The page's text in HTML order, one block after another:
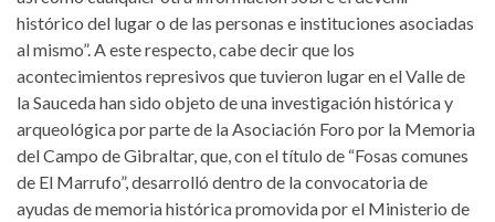
histórico del lugar o de las personas e instituciones asociadas
al mismo”. A este respecto, cabe decir que los
acontecimientos represivos que tuvieron lugar en el Valle de
la Sauceda han sido objeto de una investigación histórica y
arqueológica por parte de la Asociación Foro por la Memoria
del Campo de Gibraltar, que, con el título de “Fosas comunes
de El Marrufo”, desarrolló dentro de la convocatoria de
ayudas de memoria histórica promovida por el Ministerio de